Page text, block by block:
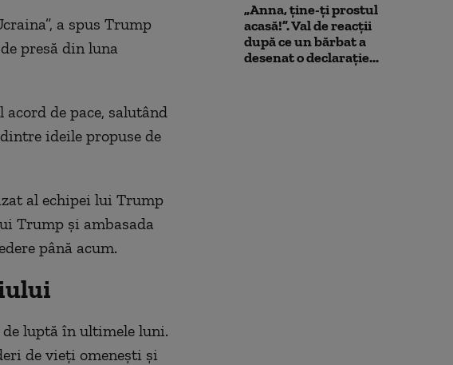
a spus Trump
presă din luna
de pace, salutând
ideile propuse de
al echipei lui Trump
Trump și ambasada
până acum.
luptă în ultimele luni.
de vieți omenești și
„Anna, ţine-ţi prostul
acasă!”. Val de reacții
după ce un bărbat a
desenat o declarație...